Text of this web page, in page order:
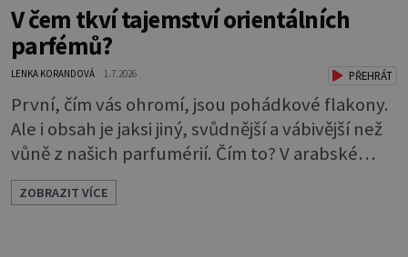
V čem tkví tajemství orientálních
parfémů?
LENKA KORANDOVÁ 1.7.2026 PŘEHRÁT
První, čím vás ohromí, jsou pohádkové flakony.
Ale i obsah je jaksi jiný, svůdnější a vábivější než
vůně z našich parfumérií. Čím to? V arabské
kultuře mají vůně mnohem delší tradici než
v naší. Jejich původní účel byl nejspíš
ZOBRAZIT VÍCE